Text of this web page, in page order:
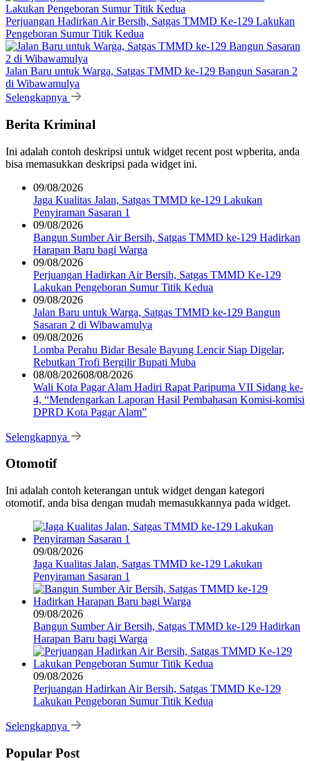
Perjuangan Hadirkan Air Bersih, Satgas TMMD Ke-129 Lakukan
Pengeboran Sumur Titik Kedua
Jalan Baru untuk Warga, Satgas TMMD ke-129 Bangun Sasaran 2
di Wibawamulya
Selengkapnya
Berita Kriminal
Ini adalah contoh deskripsi untuk widget recent post wpberita, anda
bisa memasukkan deskripsi pada widget ini.
09/08/2026
Jaga Kualitas Jalan, Satgas TMMD ke-129 Lakukan
Penyiraman Sasaran 1
09/08/2026
Bangun Sumber Air Bersih, Satgas TMMD ke-129 Hadirkan
Harapan Baru bagi Warga
09/08/2026
Perjuangan Hadirkan Air Bersih, Satgas TMMD Ke-129
Lakukan Pengeboran Sumur Titik Kedua
09/08/2026
Jalan Baru untuk Warga, Satgas TMMD ke-129 Bangun
Sasaran 2 di Wibawamulya
09/08/2026
Lomba Perahu Bidar Besale Bayung Lencir Siap Digelar,
Rebutkan Trofi Bergilir Bupati Muba
08/08/202608/08/2026
Wali Kota Pagar Alam Hadiri Rapat Paripurna VII Sidang ke-
4, “Mendengarkan Laporan Hasil Pembahasan Komisi-komisi
DPRD Kota Pagar Alam”
Selengkapnya
Otomotif
Ini adalah contoh keterangan untuk widget dengan kategori
otomotif, anda bisa dengan mudah memasukkannya pada widget.
09/08/2026
Jaga Kualitas Jalan, Satgas TMMD ke-129 Lakukan
Penyiraman Sasaran 1
09/08/2026
Bangun Sumber Air Bersih, Satgas TMMD ke-129 Hadirkan
Harapan Baru bagi Warga
09/08/2026
Perjuangan Hadirkan Air Bersih, Satgas TMMD Ke-129
Lakukan Pengeboran Sumur Titik Kedua
Selengkapnya
Popular Post